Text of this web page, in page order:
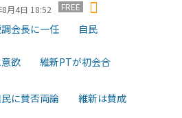
月4日 18:52 FREE
調会長に一任 自民
意欲 維新PTが初会合
民に賛否両論 維新は賛成